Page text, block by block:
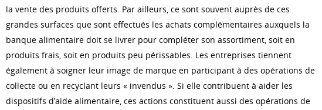
la vente des produits offerts. Par ailleurs, ce sont souvent auprès de ces
grandes surfaces que sont effectués les achats complémentaires auxquels la
banque alimentaire doit se livrer pour compléter son assortiment, soit en
produits frais, soit en produits peu périssables. Les entreprises tiennent
également à soigner leur image de marque en participant à des opérations de
collecte ou en recyclant leurs « invendus ». Si elle contribuent à aider les
dispositifs d’aide alimentaire, ces actions constituent aussi des opérations de